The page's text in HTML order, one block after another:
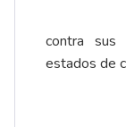
contra sus
estados de